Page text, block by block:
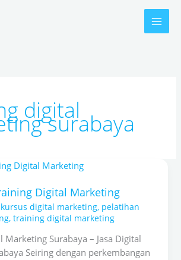
digital
surabaya
Digital Marketing
kursus digital marketing, pelatihan
,training digital marketing
Marketing Surabaya – Jasa Digital
Seiring dengan perkembangan